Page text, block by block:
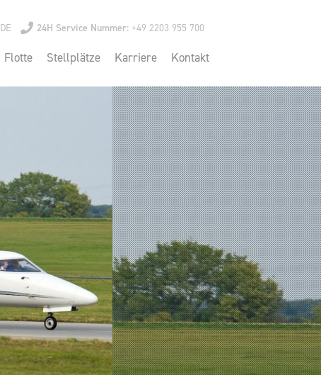
DE 24H Service Nummer:+49 2203 955 700
Flotte Stellplätze Karriere Kontakt